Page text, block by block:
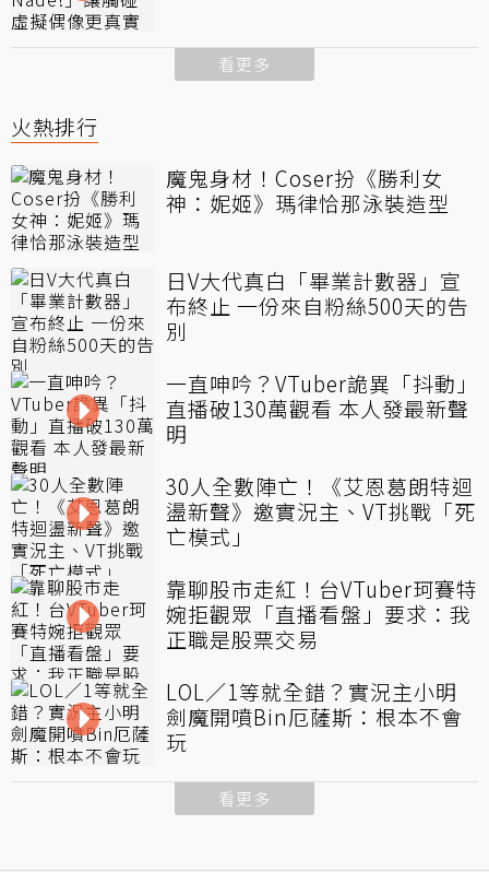
看更多
火熱排行
魔鬼身材！Coser扮《勝利女
神：妮姬》瑪律恰那泳裝造型
日V大代真白「畢業計數器」宣
布終止 一份來自粉絲500天的告
別
一直呻吟？VTuber詭異「抖動」
直播破130萬觀看 本人發最新聲
明
30人全數陣亡！《艾恩葛朗特迴
盪新聲》邀實況主、VT挑戰「死
亡模式」
靠聊股市走紅！台VTuber珂賽特
婉拒觀眾「直播看盤」要求：我
正職是股票交易
LOL／1等就全錯？實況主小明
劍魔開噴Bin厄薩斯：根本不會
玩
看更多